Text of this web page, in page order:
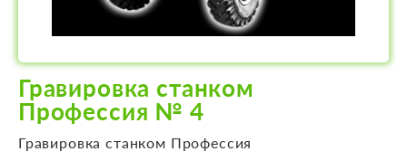
Гравировка станком
Профессия № 4
Гравировка станком Профессия